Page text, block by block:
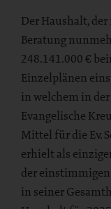
Der Haushalt,
Beratung
248.141.000 €
Einzelplänen
in welchem in
Evangelische
Mittel für die Ev.
erhielt als
der
in seiner